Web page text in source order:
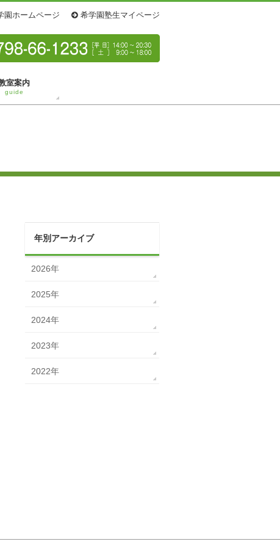
園ホームページ 希学園塾生マイページ
室案内
guide
年別アーカイブ
2026年
2025年
2024年
2023年
2022年